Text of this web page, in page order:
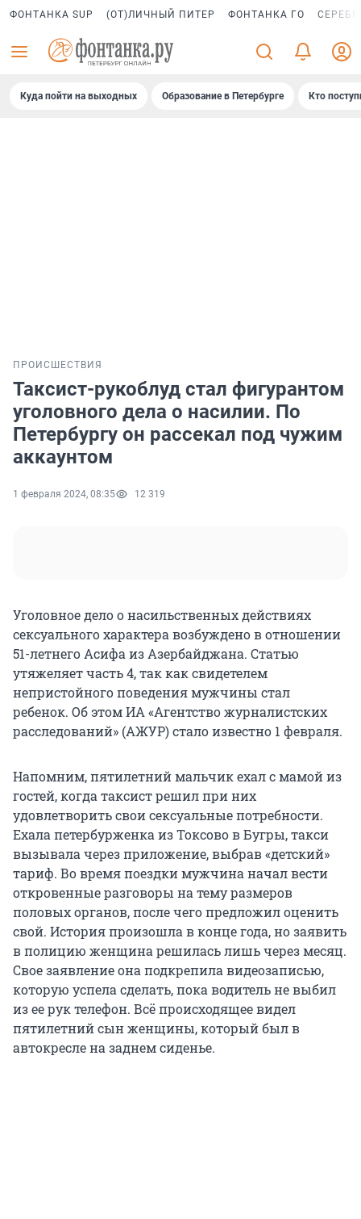
ФОНТАНКА SUP (ОТ)ЛИЧНЫЙ ПИТЕР ФОНТАНКА ГО
Куда пойти на выходных Образование в Петербурге Кто
ПРОИСШЕСТВИЯ
Таксист-рукоблуд стал фигурантом
уголовного дела о насилии. По
Петербургу он рассекал под чужим
аккаунтом
1 февраля 2024, 08:35 12 319
Уголовное дело о насильственных действиях
сексуального характера возбуждено в отношении
51-летнего Асифа из Азербайджана. Статью
утяжеляет часть 4, так как свидетелем
непристойного поведения мужчины стал
ребенок. Об этом ИА «Агентство журналистских
расследований» (АЖУР) стало известно 1 февраля.
Напомним, пятилетний мальчик ехал с мамой из
гостей, когда таксист решил при них
удовлетворить свои сексуальные потребности.
Ехала петербурженка из Токсово в Бугры, такси
вызывала через приложение, выбрав «детский»
тариф. Во время поездки мужчина начал вести
откровенные разговоры на тему размеров
половых органов, после чего предложил оценить
свой. История произошла в конце года, но заявить
в полицию женщина решилась лишь через месяц.
Свое заявление она подкрепила видеозаписью,
которую успела сделать, пока водитель не выбил
из ее рук телефон. Всё происходящее видел
пятилетний сын женщины, который был в
автокресле на заднем сиденье.